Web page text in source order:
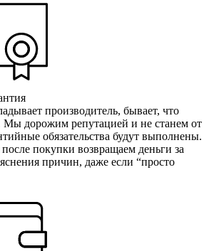
производитель, бывает, что
Мы дорожим репутацией и не станем от
обязательства будут выполнены.
покупки возвращаем деньги за
причин, даже если “просто